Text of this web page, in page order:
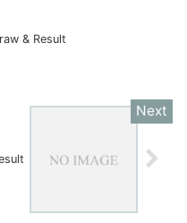
& Result